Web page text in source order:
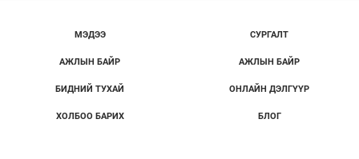
МЭДЭЭ
АЖЛЫН БАЙР
БИДНИЙ ТУХАЙ
ХОЛБОО БАРИХ
СУРГАЛТ
АЖЛЫН БАЙР
ОНЛАЙН ДЭЛГҮҮР
БЛОГ